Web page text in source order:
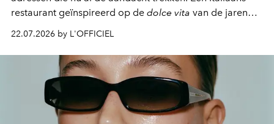
restaurant geïnspireerd op de dolce vita van de jaren
zestig, een Japanse hotspot die na zonsondergang
verandert in een bruisende ontmoetingsplek en de
legendarische Parijse club Raspoutine die eindelijk
neerstrijkt in Saint-Tropez. Dit zijn de nieuwe adressen
die deze zomer de toon zetten, van lange lunches tot
zwoele nachten.
22.07.2026 by L'OFFICIEL